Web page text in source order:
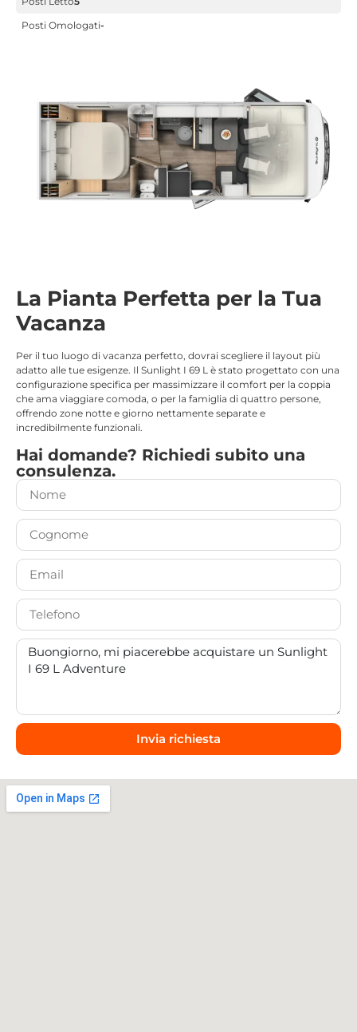
Posti Omologati-
La Pianta Perfetta per la Tua
Vacanza
Per il tuo luogo di vacanza perfetto, dovrai scegliere il layout più
adatto alle tue esigenze. Il Sunlight I 69 L è stato progettato con una
configurazione specifica per massimizzare il comfort per la coppia
che ama viaggiare comoda, o per la famiglia di quattro persone,
offrendo zone notte e giorno nettamente separate e
incredibilmente funzionali.
Hai domande? Richiedi subito una
consulenza.
Invia richiesta